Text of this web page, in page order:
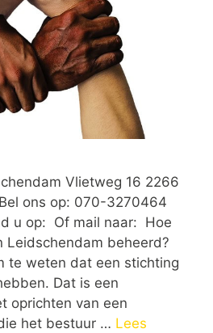
Vlietweg 16 2266
ons op: 070-3270464
u op: Of mail naar: Hoe
Leidschendam beheerd?
te weten dat een stichting
Dat is een
oprichten van een
het bestuur … Lees